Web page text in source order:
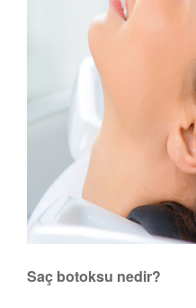
Saç botoksu nedir?